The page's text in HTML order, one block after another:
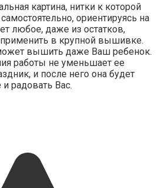
картина, нитки к которой
ориентируясь на
любое, даже из остатков,
применить в крупной вышивке.
вышить даже Ваш ребенок.
работы не уменьшает ее
и после него она будет
радовать Вас.